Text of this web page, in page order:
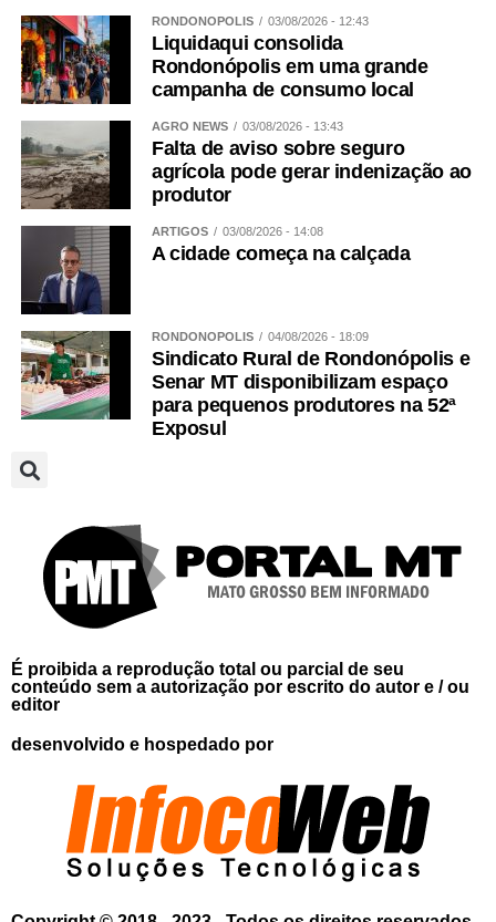
RONDONÓPOLIS 03/08/2026 - 12:43
Liquidaqui consolida
Rondonópolis em uma grande
campanha de consumo local
AGRO NEWS 03/08/2026 - 13:43
Falta de aviso sobre seguro
agrícola pode gerar indenização ao
produtor
ARTIGOS 03/08/2026 - 14:08
A cidade começa na calçada
RONDONÓPOLIS 04/08/2026 - 18:09
Sindicato Rural de Rondonópolis e
Senar MT disponibilizam espaço
para pequenos produtores na 52ª
Exposul
É proibida a reprodução total ou parcial de seu
conteúdo sem a autorização por escrito do autor e / ou
editor
desenvolvido e hospedado por